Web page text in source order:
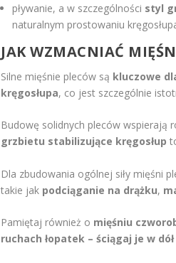
pływanie, a w szczególności styl
naturalnym prostowaniu
JAK WZMACNIAĆ
Silne mięśnie pleców są kluczowe
kręgosłupa, co jest szczególnie
Budowę solidnych pleców wspierają
grzbietu stabilizujące kręgosłup
Dla zbudowania ogólnej siły mięśni
takie jak podciąganie na drążku,
Pamiętaj również o mięśniu
ruchach łopatek – ściągaj je w